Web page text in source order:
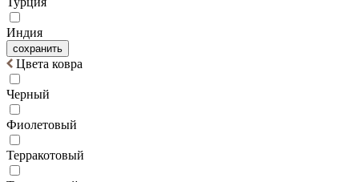
Индия
сохранить
Цвета ковра
Черный
Фиолетовый
Терракотовый